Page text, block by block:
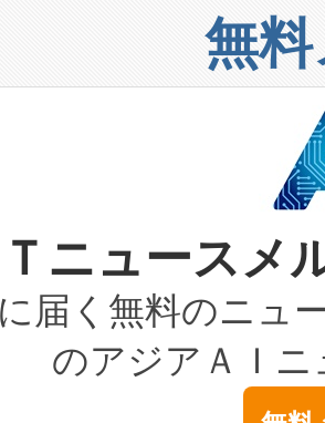
商用化段階におけ
よび立ち上げ調整
Enzeneのバイオ
製品について、自
可能性もあります
億～4億ドルかか
任者（CEO）であ
のfully-connected
すれば、6,000万
るデータセンター
大きな負担をかけ
担軽減という課題
迅速にし、ピーク
利用可能な電力容
う貢献します。こ
ル契約（SLA）違
の劣化によるダウ
データセンターが
ン「Avia 2」を発
は、1,000メート
を切り替えるこ
枝などの細かな対
スポットにより、
も豊かなディテー
ル範囲を検出
Inspections,
レーザーを搭載。
無
Ｔニュース
届く無料のニュ
のアジアＡＩ